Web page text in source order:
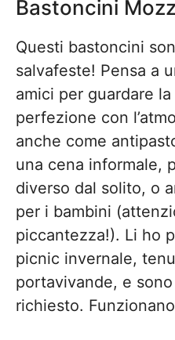
Bastoncini
Questi bastoncini
salvafeste! Pensa a
amici per guardare
perfezione con
anche come
una cena informale,
diverso dal solito, o
per i bambini
piccantezza!). Li ho
picnic invernale,
portavivande, e
richiesto.